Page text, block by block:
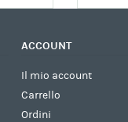
ACCOUNT
Il mio account
Carrello
Ordini